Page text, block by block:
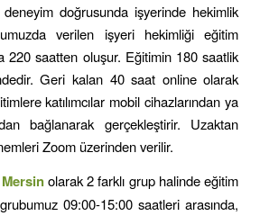
doğrusunda işyerinde hekimlik
verilen işyeri hekimliği eğitim
220 saatten oluşur. Eğitimin 180 saatlik
Geri kalan 40 saat online olarak
katılımcılar mobil cihazlarından ya
bağlanarak gerçekleştirir. Uzaktan
Zoom üzerinden verilir.
Mersinolarak 2 farklı grup halinde eğitim
09:00-15:00 saatleri arasında,